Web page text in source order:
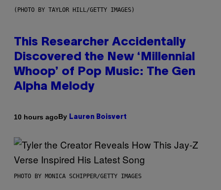
(PHOTO BY TAYLOR HILL/GETTY IMAGES)
This Researcher Accidentally
Discovered the New ‘Millennial
Whoop’ of Pop Music: The Gen
Alpha Melody
10 hours agoBy Lauren Boisvert
PHOTO BY MONICA SCHIPPER/GETTY IMAGES